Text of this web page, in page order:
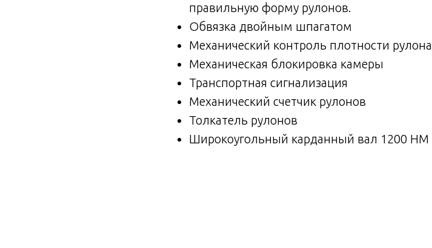
правильную форму рулонов.
Обвязка двойным шпагатом
Механический контроль плотности рулона
Механическая блокировка камеры
Транспортная сигнализация
Механический счетчик рулонов
Толкатель рулонов
Широкоугольный карданный вал 1200 НМ